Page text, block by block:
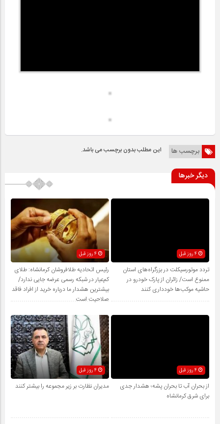
برچسب ها این مطلب بدون برچسب می باشد.
دیگر خبرها
4 روز قبل
تردد موتورسیکلت در بزرگراه‌های استان
ممنوع است/ زائران از پارک خودرو در
حاشیه موکب‌ها خودداری کنند
رئیس اتحادیه طلافروشان کرمانشاه: طلای
کم‌عیار در شبکه رسمی عرضه جایی ندارد/
بیشترین هشدار ما درباره خرید از افراد فاقد
صلاحیت است
4 روز قبل
از بحران آب تا بحران پشه؛ هشدار جدی
برای شرق کرمانشاه
مدیران نظارت بر زیر مجموعه را بیشتر کنند